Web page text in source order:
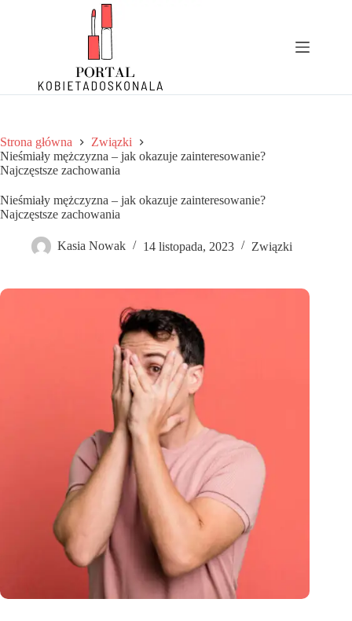
Strona główna
Związki
Nieśmiały mężczyzna – jak okazuje zainteresowanie?
Najczęstsze zachowania
Nieśmiały mężczyzna – jak okazuje zainteresowanie?
Najczęstsze zachowania
Kasia Nowak 14 listopada, 2023 Związki